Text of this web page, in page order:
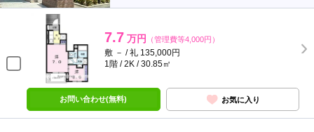
7.7 万円 （管理費等4,000円）
敷 － / 礼 135,000円
1階 / 2K / 30.85㎡
お問い合わせ(無料) お気に入り